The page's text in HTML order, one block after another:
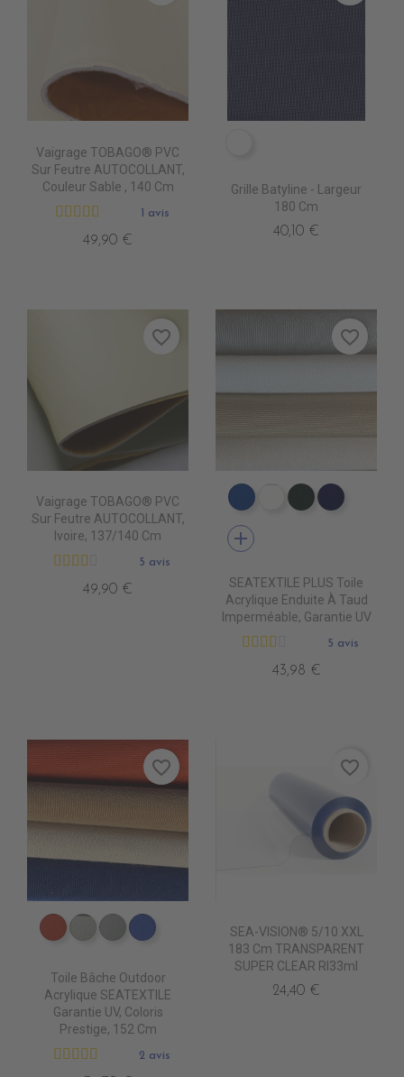
Vaigrage TOBAGO® PVC
Sur Feutre AUTOCOLLANT,
Couleur Sable , 140 Cm
1 avis
49,90 €
Grille Batyline - Largeur
180 Cm
40,10 €
Vaigrage TOBAGO® PVC
Sur Feutre AUTOCOLLANT,
Ivoire, 137/140 Cm
5 avis
49,90 €
favorite_border
PT0540 ROYAL BLUE
PT0500 WHITE
PT0570PT0480
add
SEATEXTILE PLUS Toile
Acrylique Enduite À Taud
Imperméable, Garantie UV
5 avis
43,98 €
favorite_border
PR0630 TERRA
PR0690 SYLVER
PR0700 PEARL
PR0550 BLEU OCEAN
Toile Bâche Outdoor
Acrylique SEATEXTILE
Garantie UV, Coloris
Prestige, 152 Cm
2 avis
favorite_border
SEA-VISION® 5/10 XXL
183 Cm TRANSPARENT
SUPER CLEAR Rl33ml
24,40 €
favorite_border